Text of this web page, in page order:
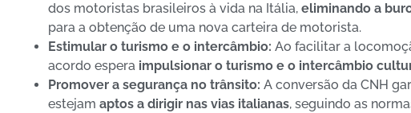
dos motoristas brasileiros à vida na Itália, eliminando a
para a obtenção de uma nova carteira de motorista.
Estimular o turismo e o intercâmbio: Ao facilitar a
acordo espera impulsionar o turismo e o intercâmbio
Promover a segurança no trânsito: A conversão da CNH
estejam aptos a dirigir nas vias italianas, seguindo as